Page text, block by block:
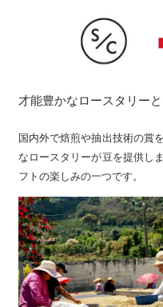
才能豊かなロースタリー
国内外で焙煎や抽出技術の賞
なロースタリーが豆を提供し
フトの楽しみの一つです。